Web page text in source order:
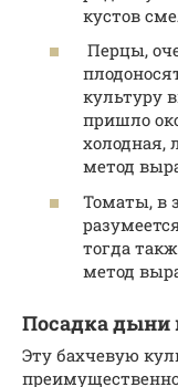
кустов
Перцы,
культуру
пришло
холодная,
метод
Томаты, в
тогда
метод
Посадка дыни
Эту бахчевую